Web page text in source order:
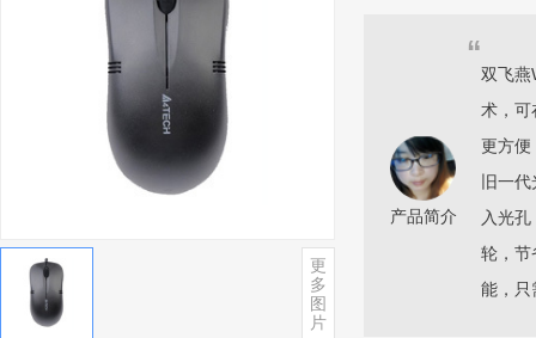
更
多
图
片
产品简介
“
双飞燕
术，可
更方便
旧一
入光
轮，节
能，只